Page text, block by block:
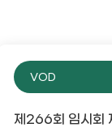
VOD
제266회 임시회